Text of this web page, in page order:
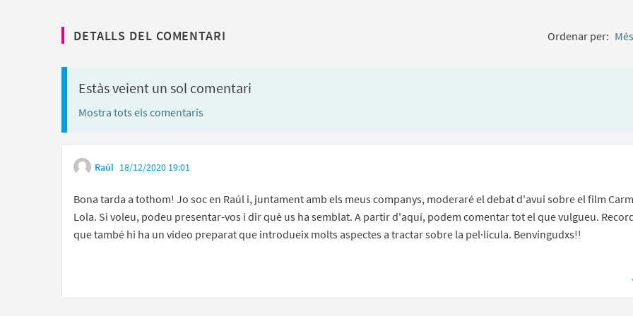
DETALLS DEL COMENTARI Ordenar per:
Estàs veient un sol comentari
Mostra tots els comentaris
Raúl 18/12/2020 19:01
Bona tarda a tothom! Jo soc en Raúl i, juntament amb els meus companys, moderaré el debat d'avui sobre el film
Lola. Si voleu, podeu presentar-vos i dir què us ha semblat. A partir d'aquí, podem comentar tot el que vulgueu.
que també hi ha un vídeo preparat que introdueix molts aspectes a tractar sobre la pel·lícula. Benvingudxs!!